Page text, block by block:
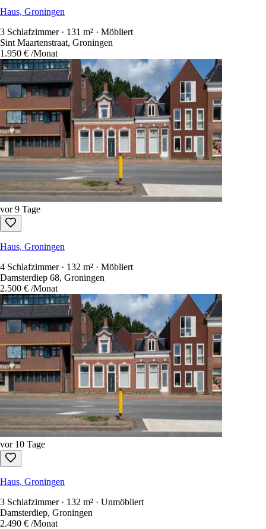
Haus, Groningen
3 Schlafzimmer · 131 m² · Möbliert
Sint Maartenstraat, Groningen
1.950 € /Monat
vor 9 Tage
Haus, Groningen
4 Schlafzimmer · 132 m² · Möbliert
Damsterdiep 68, Groningen
2.500 € /Monat
vor 10 Tage
Haus, Groningen
3 Schlafzimmer · 132 m² · Unmöbliert
Damsterdiep, Groningen
2.490 € /Monat